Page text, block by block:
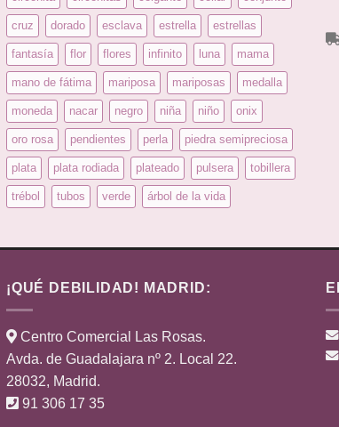
cruz dorado esclava estrella estrellas
fantasía flor flores infinito luna mama
mano de fátima mariposa mariposas medalla
moneda nacar negro niña niño onix
oro rosa pendientes perla piedra semipreciosa
plata plata rodiada plateado pulsera tobillera
trébol tubos verde árbol de la vida
¡QUÉ DEBILIDAD! MADRID:
Centro Comercial Las Rosas.
Avda. de Guadalajara nº 2. Local 22.
28032, Madrid.
91 306 17 35